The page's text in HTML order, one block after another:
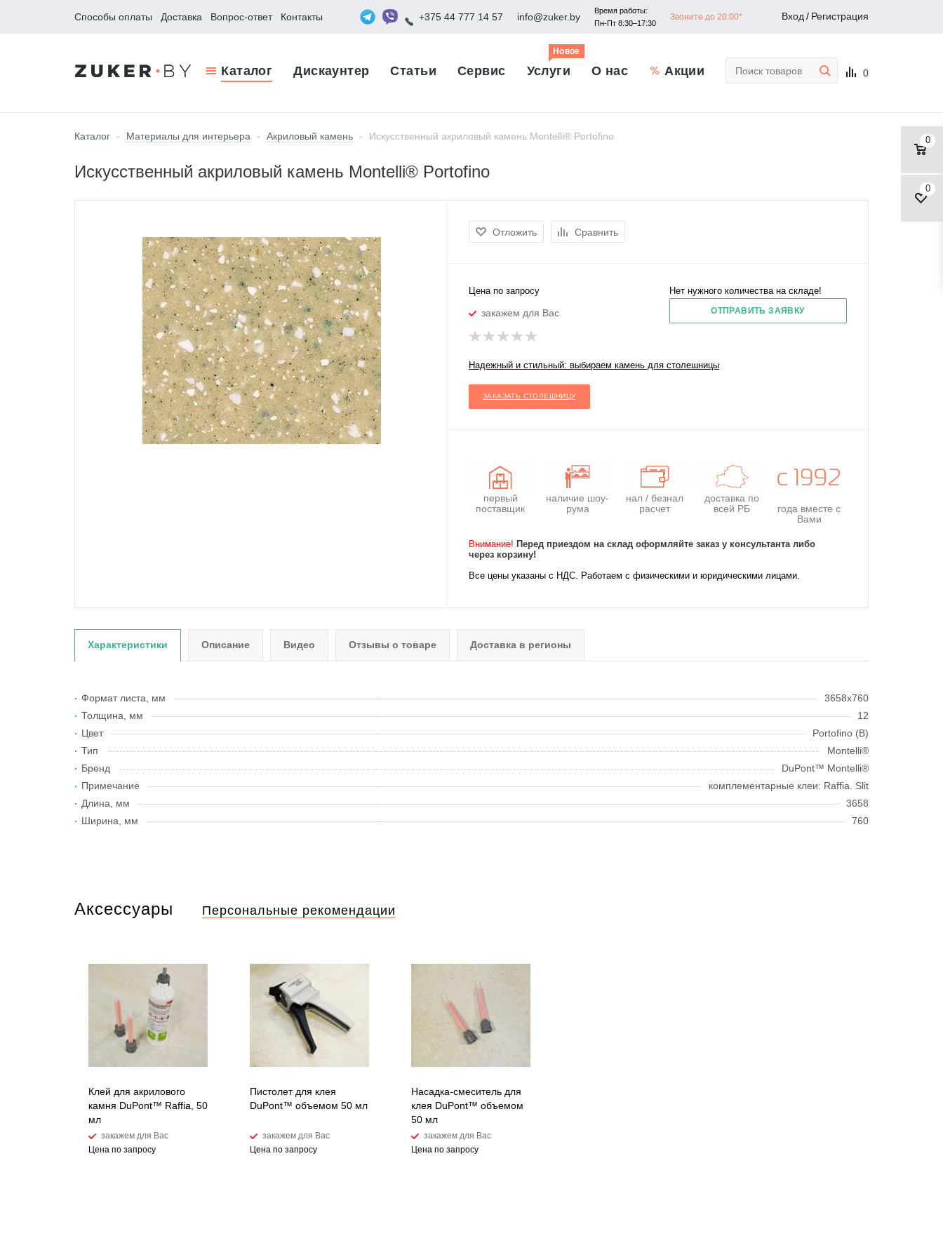
Способы оплаты Доставка Вопрос-ответ Контакты +375 44 777 14 57 info@zuker.by
Время работы:
Пн-Пт 8:30–17:30
Звоните до 20:00* Вход / Регистрация
Каталог Дискаунтер Статьи Сервис Услуги
Новое
О нас Акции 0
0
0
Каталог - Материалы для интерьера - Акриловый камень - Искусственный акриловый камень Montelli® Portofino
Искусственный акриловый камень Montelli® Portofino
Отложить Сравнить
Цена по запросу
закажем для Вас
Нет нужного количества на складе!
ОТПРАВИТЬ ЗАЯВКУ
Надежный и стильный: выбираем камень для столешницы
ЗАКАЗАТЬ СТОЛЕШНИЦУ
первый
поставщик
наличие шоу-
рума
нал / безнал
расчет
доставка по
всей РБ
года вместе с
Вами
Внимание! Перед приездом на склад оформляйте заказ у консультанта либо
через корзину!
Все цены указаны с НДС. Работаем с физическими и юридическими лицами.
Характеристики Описание Видео Отзывы о товаре Доставка в регионы
Формат листа, мм
3658x760
Толщина, мм
12
Цвет
Portofino (B)
Тип
Montelli®
Бренд
DuPont™ Montelli®
Примечание
комплементарные клеи: Raffia. Slit
Длина, мм
3658
Ширина, мм
760
Аксессуары Персональные рекомендации
Клей для акрилового
камня DuPont™ Raffia, 50
мл
закажем для Вас
Цена по запросу
Пистолет для клея
DuPont™ объемом 50 мл
закажем для Вас
Цена по запросу
Насадка-смеситель для
клея DuPont™ объемом
50 мл
закажем для Вас
Цена по запросу